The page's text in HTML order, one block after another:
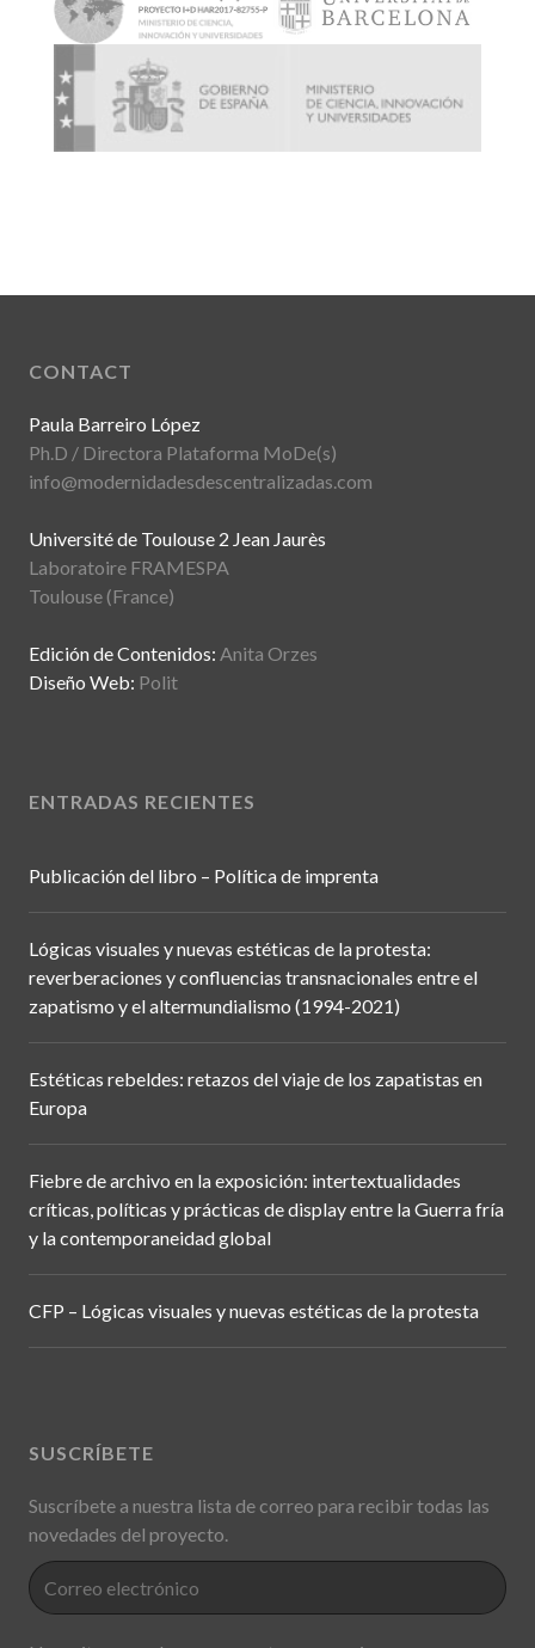
CONTACT
Paula Barreiro López
Ph.D / Directora Plataforma MoDe(s)
info@modernidadesdescentralizadas.com
Université de Toulouse 2 Jean Jaurès
Laboratoire FRAMESPA
Toulouse (France)
Edición de Contenidos: Anita Orzes
Diseño Web: Polit
ENTRADAS RECIENTES
Publicación del libro – Política de imprenta
Lógicas visuales y nuevas estéticas de la protesta:
reverberaciones y confluencias transnacionales entre el
zapatismo y el altermundialismo (1994-2021)
Estéticas rebeldes: retazos del viaje de los zapatistas en
Europa
Fiebre de archivo en la exposición: intertextualidades
críticas, políticas y prácticas de display entre la Guerra fría
y la contemporaneidad global
CFP – Lógicas visuales y nuevas estéticas de la protesta
SUSCRÍBETE
Suscríbete a nuestra lista de correo para recibir todas las
novedades del proyecto.